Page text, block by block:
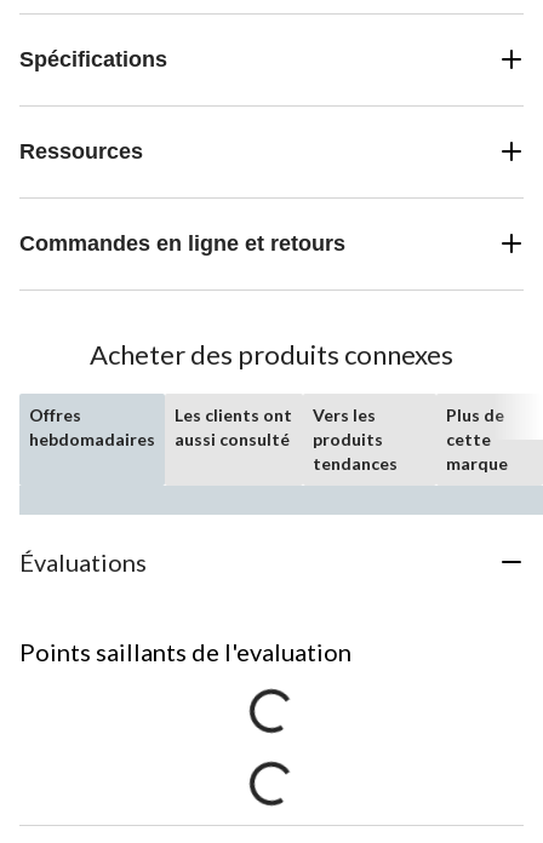
Spécifications
Ressources
Commandes en ligne et retours
Acheter des produits connexes
Offres
hebdomadaires
Les clients ont
aussi consulté
Vers les
produits
tendances
Plus de
cette
marque
Évaluations
Points saillants de l'evaluation